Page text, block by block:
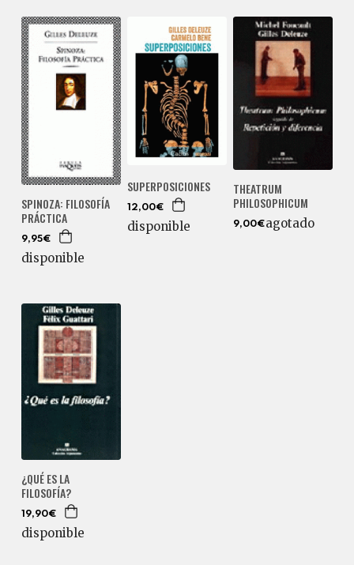
SPINOZA: FILOSOFÍA
PRÁCTICA
9,95€
disponible
SUPERPOSICIONES
12,00€
disponible
THEATRUM
PHILOSOPHICUM
9,00€agotado
¿QUÉ ES LA
FILOSOFÍA?
19,90€
disponible